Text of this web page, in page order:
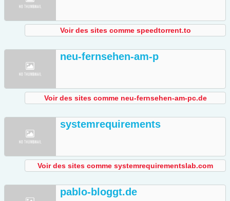
Voir des sites comme speedtorrent.to
neu-fernsehen-am-p
Voir des sites comme neu-fernsehen-am-pc.de
systemrequirements
Voir des sites comme systemrequirementslab.com
pablo-bloggt.de